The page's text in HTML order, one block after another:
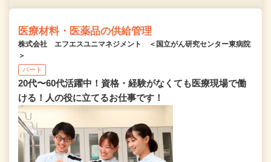
医療材料・医薬品の供給管理
株式会社 エフエスユニマネジメント ＜国立がん研究センター東病院
＞
パート
20代〜60代活躍中！資格・経験がなくても医療現場で働
ける！人の役に立てるお仕事です！